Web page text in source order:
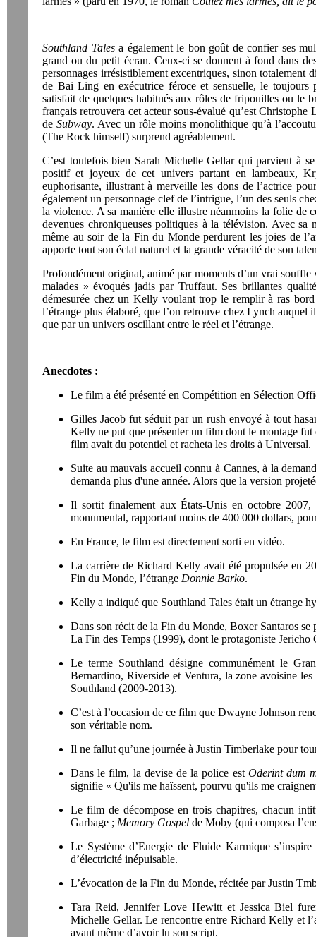
Southland Talesa également le bon goût de confier ses
grand ou du petit écran. Ceux-ci se donnent à fond dans
personnages irrésistiblement excentriques, sinon totalement
de Bai Ling en exécutrice féroce et sensuelle, le
satisfait de quelques habitués aux rôles de fripouilles ou le
français retrouvera cet acteur sous-évalué qu’est
deSubway. Avec un rôle moins monolithique qu’à
(The Rock himself) surprend agréablement.
C’est toutefois bien Sarah Michelle Gellar qui parvient à
positif et joyeux de cet univers partant en lambeaux,
euphorisante, illustrant à merveille les dons de l’actrice
également un personnage clef de l’intrigue, l’un des seuls
la violence. A sa manière elle illustre néanmoins la folie de
devenues chroniqueuses politiques à la télévision. Avec
même au soir de la Fin du Monde perdurent les joies de
apporte tout son éclat naturel et la grande véracité de son
Profondément original, animé par moments d’un vrai
malades » évoqués jadis par Truffaut. Ses brillantes
démesurée chez un Kelly voulant trop le remplir à ras
l’étrange plus élaboré, que l’on retrouve chez Lynch
que par un univers oscillant entre le réel et l’étrange.
Anecdotes :
Le film a été présenté en Compétition en Sélection
Gilles Jacob fut séduit par un rush envoyé à tout
Kelly ne put que présenter un film dont le montage
film avait du potentiel et racheta les droits à Universal.
Suite au mauvais accueil connu à Cannes, à la
demanda plus d'une année. Alors que la version
Il sortit finalement aux États-Unis en octobre
monumental, rapportant moins de 400 000 dollars,
En France, le film est directement sorti en vidéo.
La carrière de Richard Kelly avait été propulsée en
Fin du Monde, l’étrange Donnie Barko.
Kelly a indiqué que Southland Tales était un étrange
Dans son récit de la Fin du Monde, Boxer Santaros
La Fin des Temps (1999), dont le protagoniste
Le terme Southland désigne communément le
Bernardino, Riverside et Ventura, la zone avoisine
Southland (2009-2013).
C’est à l’occasion de ce film que Dwayne Johnson
son véritable nom.
Il ne fallut qu’une journée à Justin Timberlake pour
Dans le film, la devise de la police est Oderint dum
signifie « Qu'ils me haïssent, pourvu qu'ils me
Le film de décompose en trois chapitres, chacun
Garbage ; Memory Gospel de Moby (qui composa
Le Système d’Energie de Fluide Karmique
d’électricité inépuisable.
L’évocation de la Fin du Monde, récitée par Justin
Tara Reid, Jennifer Love Hewitt et Jessica Biel
Michelle Gellar. Le rencontre entre Richard Kelly et
avant même d’avoir lu son script.